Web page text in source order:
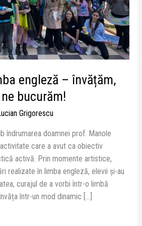
engleză – învățăm,
bucurăm!
Grigorescu
îndrumarea doamnei prof. Manole
care a avut ca obiectiv
activă. Prin momente artistice,
realizate în limba engleză, elevii și-au
curajul de a vorbi într-o limbă
într-un mod dinamic […]